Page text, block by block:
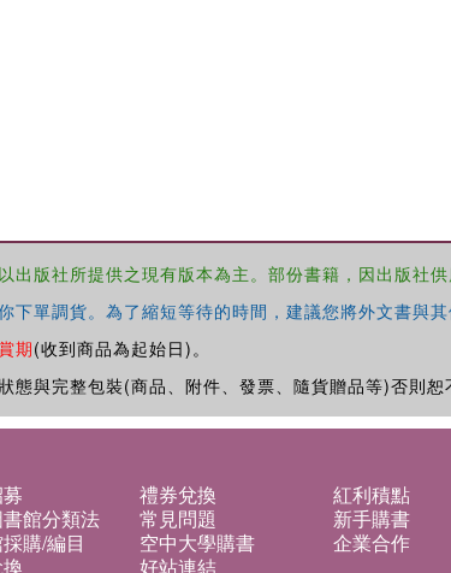
版社所提供之現有版本為主。部份書籍，因出版社
單調貨。為了縮短等待的時間，建議您將外文書與
期(收到商品為起始日)。
與完整包裝(商品、附件、發票、隨貨贈品等)否則恕
禮券兌換
紅利積點
館分類法 常見問題
新手購書
購/編目 空中大學購書
企業合作
好站連結